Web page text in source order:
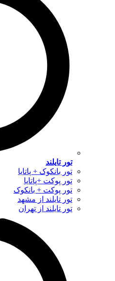
تور تایلند
تور بانکوک + پاتایا
تور پوکت +پاتایا
تور پوکت + بانکوک
تور تایلند از مشهد
تور تایلند از تهران